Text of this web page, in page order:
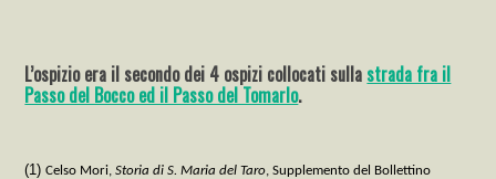
L’ospizio era il secondo dei 4 ospizi collocati sulla strada fra il
Passo del Bocco ed il Passo del Tomarlo.
(1)Celso Mori ,Storia di S. Maria del Taro , Supplemento del Bollettino